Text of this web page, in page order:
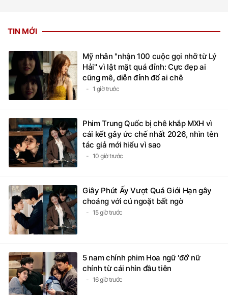
TIN MỚI
Mỹ nhân "nhận 100 cuộc gọi nhỡ từ Lý
Hải" vì lật mặt quá đỉnh: Cực đẹp ai
cũng mê, diễn đỉnh đố ai chê
1 giờ trước
Phim Trung Quốc bị chê khắp MXH vì
cái kết gây ức chế nhất 2026, nhìn tên
tác giả mới hiểu vì sao
10 giờ trước
Giây Phút Ấy Vượt Quá Giới Hạn gây
choáng với cú ngoặt bất ngờ
15 giờ trước
5 nam chính phim Hoa ngữ 'đổ' nữ
chính từ cái nhìn đầu tiên
16 giờ trước